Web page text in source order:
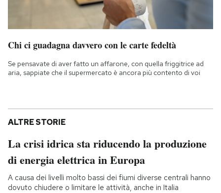
Chi ci guadagna davvero con le carte fedeltà
Se pensavate di aver fatto un affarone, con quella friggitrice ad
aria, sappiate che il supermercato è ancora più contento di voi
ALTRE STORIE
La crisi idrica sta riducendo la produzione
di energia elettrica in Europa
A causa dei livelli molto bassi dei fiumi diverse centrali hanno
dovuto chiudere o limitare le attività, anche in Italia